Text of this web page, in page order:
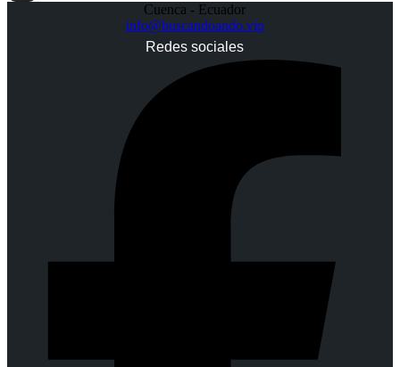
Cuenca - Ecuador
info@buscandoando.vip
Redes sociales